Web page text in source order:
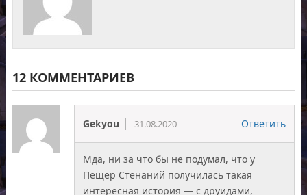
12 КОММЕНТАРИЕВ
Gekyou 31.08.2020 Ответить
Мда, ни за что бы не подумал, что у
Пещер Стенаний получилась такая
интересная история — с друидами,